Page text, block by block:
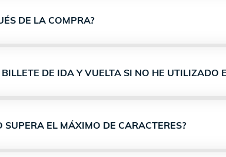
DE LA COMPRA?
DE IDA Y VUELTA SI NO HE UTILIZADO
SUPERA EL MÁXIMO DE CARACTERES?